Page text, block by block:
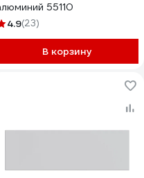
55110
4.9(23)
В корзину